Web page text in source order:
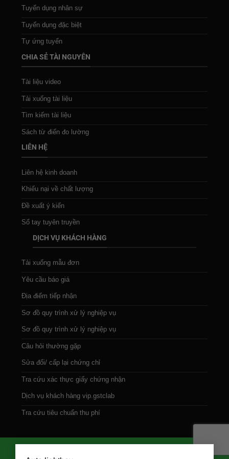
Tuyển dụng nhân sự
Tuyển dụng đặc biệt
Tự ứng tuyển
CHIA SẺ TÀI NGUYÊN
Tài liệu video
Tải xuống tài liệu
Tìm kiếm tài liệu
Sách từ điển đo lường
LIÊN HỆ
Liên hệ kinh doanh
Khiếu nại về chất lượng
Đề xuất ý kiến
Sổ tay tuyên truyền
DỊCH VỤ KHÁCH HÀNG
Tải xuống mẫu đơn
Yêu cầu báo giá
Địa điểm tiếp nhận
Sơ đồ quy trình xử lý nghiệp vụ
Sơ đồ quy trình xử lý nghiệp vụ
Câu hỏi thường gặp
Sửa đổi/ cấp lại chứng chỉ
Tra cứu xác thực giấy chứng nhận
Dịch vụ khách hàng vip.gstclab
Tra cứu tiêu chuẩn thu phí